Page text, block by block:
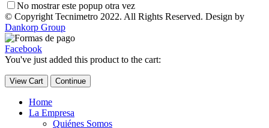
No mostrar este popup otra vez
© Copyright Tecnimetro 2022. All Rights Reserved. Design by
Dankorp Group
Facebook
You've just added this product to the cart:
View Cart Continue
Home
La Empresa
Quiénes Somos